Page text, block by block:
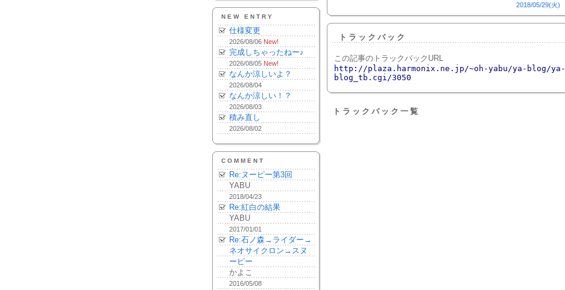
NEW ENTRY
仕様変更
2026/08/06 New!
完成しちゃったねー♪
2026/08/05 New!
なんか涼しいよ？
2026/08/04
なんか涼しい！？
2026/08/03
積み直し
2026/08/02
COMMENT
Re:ヌーピー第3回
YABU
2018/04/23
Re:紅白の結果
YABU
2017/01/01
Re:石ノ森→ライダー→
ネオサイクロン→スヌ
ーピー
かよこ
2016/05/08
2018/05/29(火)
トラックバック
この記事のトラックバックURL
http://plaza.harmonix.ne.jp/~oh-yabu/ya-blog/ya-
blog_tb.cgi/3050
トラックバック一覧